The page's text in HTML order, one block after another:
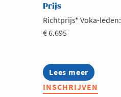
Prijs
Richtprijs* Voka-leden:
€ 6.695
Lees meer
about
Voka
Trendsafari
INSCHRIJVEN